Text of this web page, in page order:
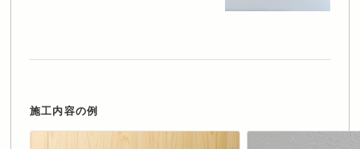
施工内容の例